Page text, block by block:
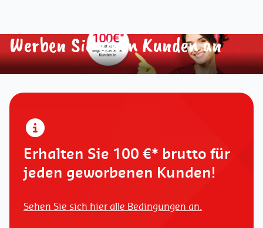
Werben Sie einen Kunden an
Erhalten Sie 100 €* brutto für
jeden geworbenen Kunden!
Sehen Sie sich hier alle Bedingungen an.